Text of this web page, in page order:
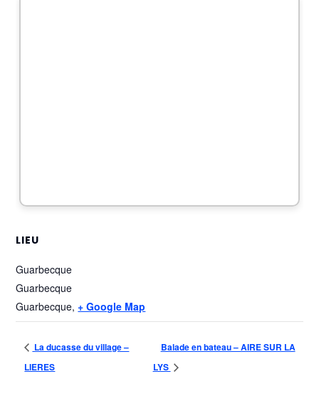
LIEU
Guarbecque
Guarbecque
Guarbecque, + Google Map
La ducasse du village –
LIERES
Balade en bateau – AIRE SUR LA
LYS